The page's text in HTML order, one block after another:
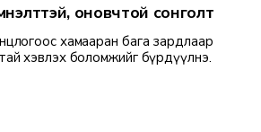
оновчтой сонголт
хамааран бага зардлаар
хэвлэх боломжийг бүрдүүлнэ.